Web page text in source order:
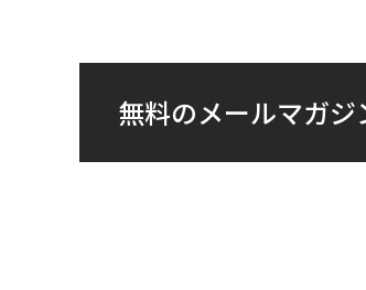
無料のメールマガジ